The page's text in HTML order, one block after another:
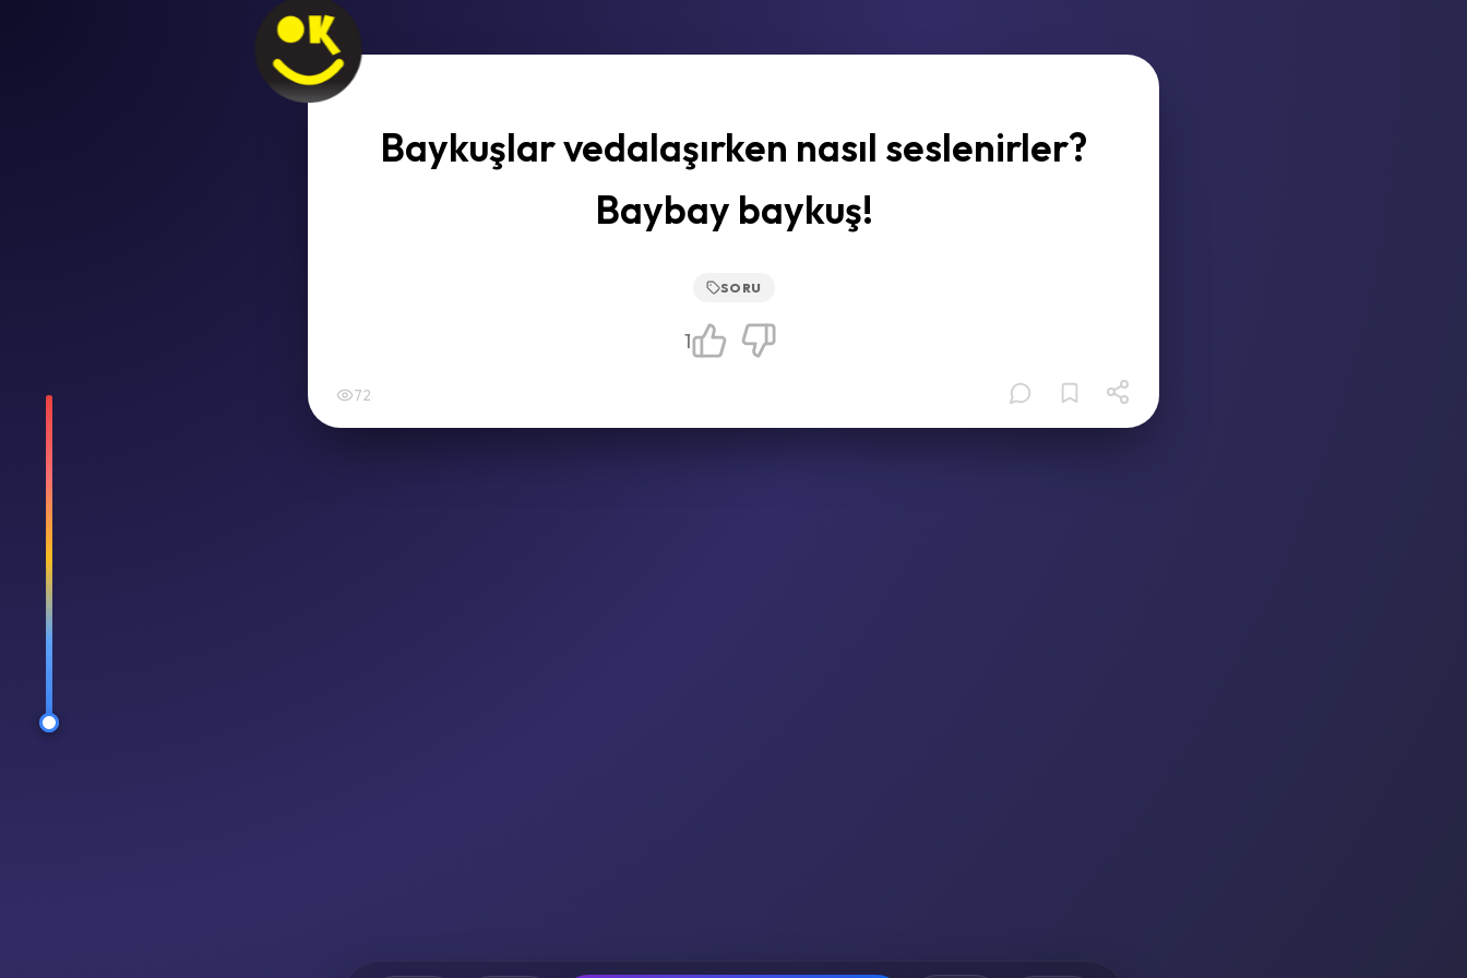
Baykuşlar vedalaşırken nasıl seslenirler?
Baybay baykuş!
SORU
72
1